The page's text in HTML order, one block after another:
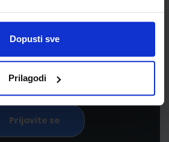
Dopusti sve
Prilagodi
pogodnostima